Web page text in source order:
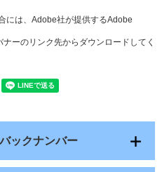
には、Adobe社が提供するAdobe
ーのリンク先からダウンロードしてく
ックナンバー